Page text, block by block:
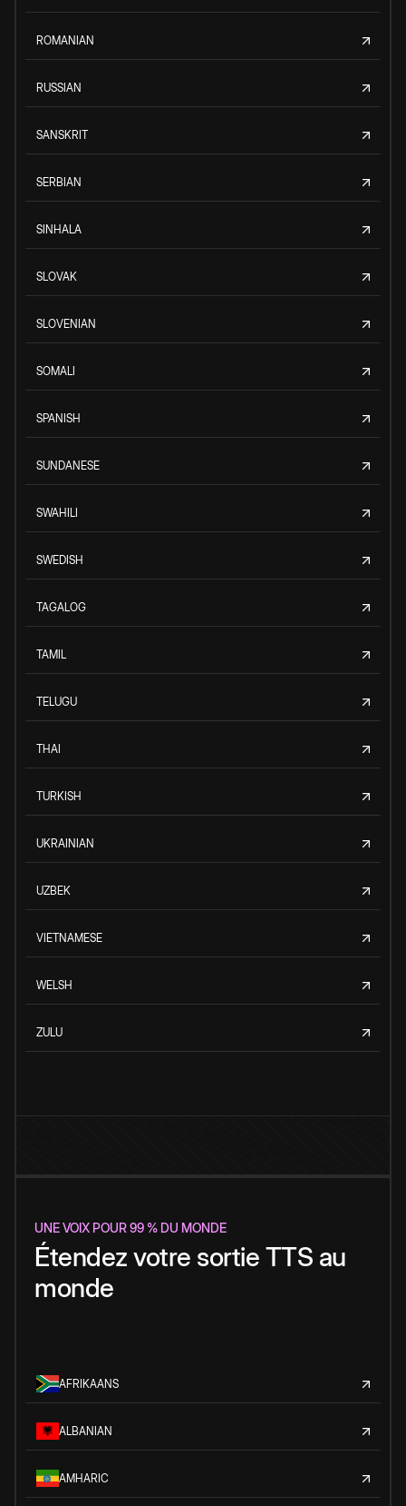
ROMANIAN
RUSSIAN
SANSKRIT
SERBIAN
SINHALA
SLOVAK
SLOVENIAN
SOMALI
SPANISH
SUNDANESE
SWAHILI
SWEDISH
TAGALOG
TAMIL
TELUGU
THAI
TURKISH
UKRAINIAN
UZBEK
VIETNAMESE
WELSH
ZULU
UNE VOIX POUR 99 % DU MONDE
Étendez votre sortie TTS au
monde
AFRIKAANS
ALBANIAN
AMHARIC